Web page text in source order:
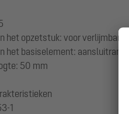
het opzetstuk: voor verlijmbare
het basiselement: aansluitrand
50 mm
1